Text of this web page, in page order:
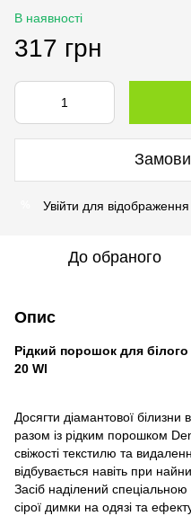
В наявності
317 грн
Увійти для
До обраного
Опис
Рідкий порошок для
20 Wl
Досягти діамантової
разом із рідким порошком
свіжості текстилю та
відбувається навіть при
Засіб наділений
сірої димки на одязі та